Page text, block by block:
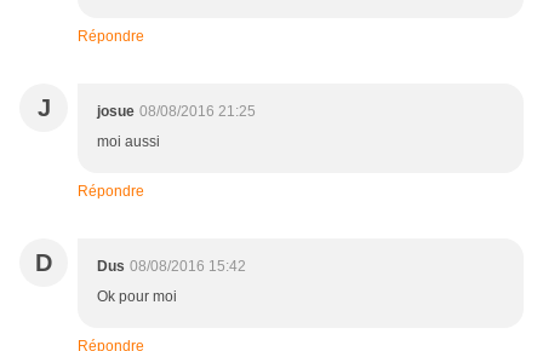
Répondre
J josue 08/08/2016 21:25
moi aussi
Répondre
D Dus 08/08/2016 15:42
Ok pour moi
Répondre